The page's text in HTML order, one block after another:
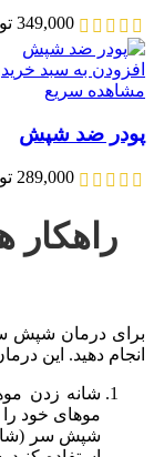
349,000
افزودن به سبد خرید
مشاهده سریع
پودر ضد شپش
289,000
راهکار
برای درمان شپش
انجام دهید. این
شانه زدن
موهای خود
شپش سر